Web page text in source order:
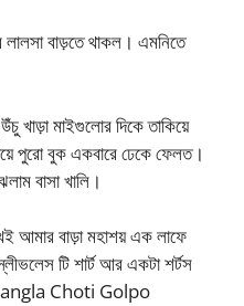
বাড়তে থাকল। এমনিতে
খাড়া মাইগুলোর দিকে তাকিয়ে
পুরো বুক একবারে ঢেকে ফেলত।
বাসা খালি।
আমার বাড়া মহাশয় এক লাফে
টি শার্ট আর একটা শর্টস
Bangla Choti Golpo